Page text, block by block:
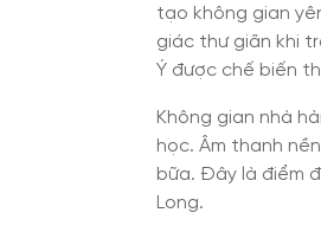
tạo không gian
giác thư giãn khi
Ý được chế biến
Không gian nhà
học. Âm thanh
bữa. Đây là điểm
Long.